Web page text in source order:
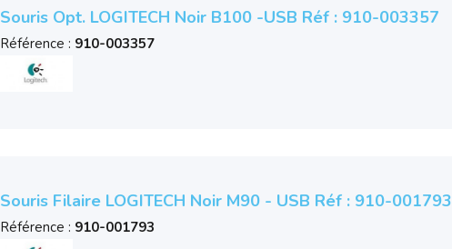
Souris Opt. LOGITECH Noir B100 -USB Réf : 910-003357
Référence : 910-003357
Souris Filaire LOGITECH Noir M90 - USB Réf : 910-001793
Référence : 910-001793